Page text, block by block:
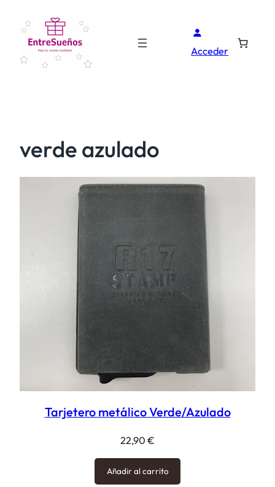
Acceder
verde azulado
Tarjetero metálico Verde/Azulado
22,90 €
Añadir al carrito